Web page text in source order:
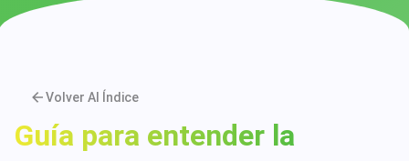
Volver Al Índice
Guía para entender la